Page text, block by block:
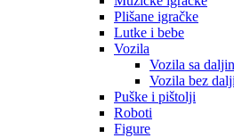
Plišane igračke
Lutke i bebe
Vozila
Vozila sa
Vozila bez
Puške i pištolji
Roboti
Figure